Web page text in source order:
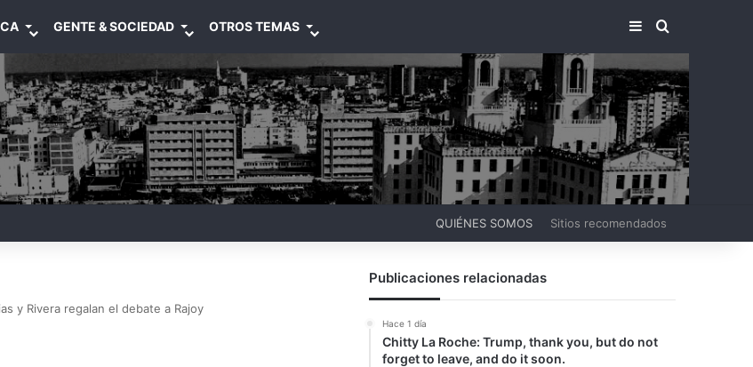
GENTE & SOCIEDAD OTROS TEMAS BARRA LATERAL
BUSCAR
QUIÉNES SOMOS Sitios recomendados
y Rivera regalan el debate a Rajoy
Publicaciones relacionadas
Hace 1 día
Chitty La Roche: Trump, thank you, but do not
forget to leave, and do it soon.